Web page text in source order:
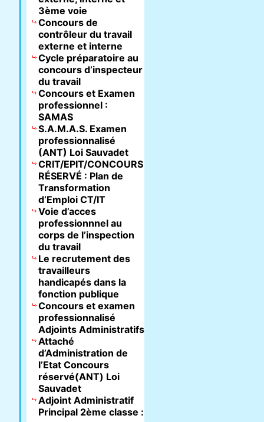
3ème voie
Concours de
contrôleur du travail
externe et interne
Cycle préparatoire au
concours d’inspecteur
du travail
Concours et Examen
professionnel :
SAMAS
S.A.M.A.S. Examen
professionnalisé
(ANT) Loi Sauvadet
CRIT/EPIT/CONCOURS
RÉSERVÉ : Plan de
Transformation
d’Emploi CT/IT
Voie d’acces
professionnnel au
corps de l’inspection
du travail
Le recrutement des
travailleurs
handicapés dans la
fonction publique
Concours et examen
professionnalisé
Adjoints Administratifs
Attaché
d’Administration de
l’Etat Concours
réservé(ANT) Loi
Sauvadet
Adjoint Administratif
Principal 2ème classe :